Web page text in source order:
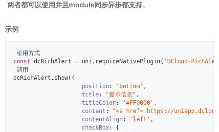
两者都可以使用并且module同步异步都支持。
示例
const dcRichAlert = uni.requireNativePlugin( 'DCloud-
调用
dcRichAlert.show({
position: 'bottom' ,
title: "提示信息" ,
titleColor: '#FF0000' ,
content :
"<a href='https://
contentAlign: 'left' ,
checkBox: {